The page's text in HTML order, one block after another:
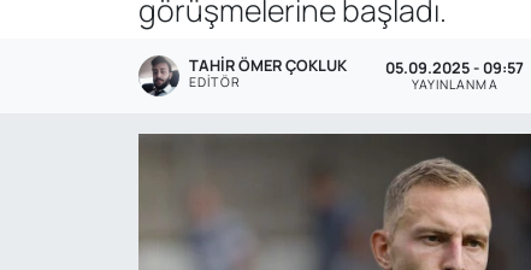
görüşmelerine başladı.
TAHIR ÖMER ÇOKLUK
EDITÖR
05.09.2025 - 09:57
YAYINLANMA
Gündem